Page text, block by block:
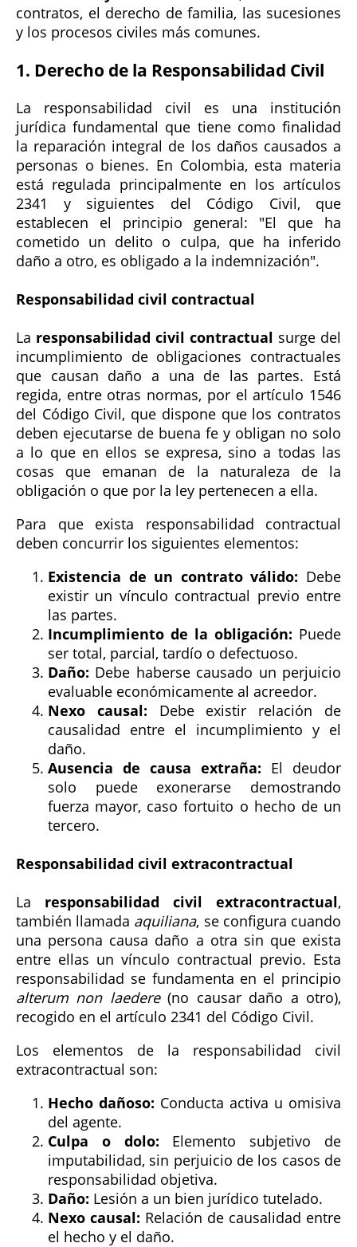
contratos, el derecho de familia, las sucesiones
y los procesos civiles más comunes.
1. Derecho de la Responsabilidad Civil
La responsabilidad civil es una institución
jurídica fundamental que tiene como finalidad
la reparación integral de los daños causados a
personas o bienes. En Colombia, esta materia
está regulada principalmente en los artículos
2341 y siguientes del Código Civil, que
establecen el principio general: "El que ha
cometido un delito o culpa, que ha inferido
daño a otro, es obligado a la indemnización".
Responsabilidad civil contractual
La responsabilidad civil contractual surge del
incumplimiento de obligaciones contractuales
que causan daño a una de las partes. Está
regida, entre otras normas, por el artículo 1546
del Código Civil, que dispone que los contratos
deben ejecutarse de buena fe y obligan no solo
a lo que en ellos se expresa, sino a todas las
cosas que emanan de la naturaleza de la
obligación o que por la ley pertenecen a ella.
Para que exista responsabilidad contractual
deben concurrir los siguientes elementos:
Existencia de un contrato válido: Debe
existir un vínculo contractual previo entre
las partes.
Incumplimiento de la obligación: Puede
ser total, parcial, tardío o defectuoso.
Daño: Debe haberse causado un perjuicio
evaluable económicamente al acreedor.
Nexo causal: Debe existir relación de
causalidad entre el incumplimiento y el
daño.
Ausencia de causa extraña: El deudor
solo puede exonerarse demostrando
fuerza mayor, caso fortuito o hecho de un
tercero.
Responsabilidad civil extracontractual
La responsabilidad civil extracontractual,
también llamada aquiliana, se configura cuando
una persona causa daño a otra sin que exista
entre ellas un vínculo contractual previo. Esta
responsabilidad se fundamenta en el principio
alterum non laedere(no causar daño a otro),
recogido en el artículo 2341 del Código Civil.
Los elementos de la responsabilidad civil
extracontractual son:
Hecho dañoso: Conducta activa u omisiva
del agente.
Culpa o dolo: Elemento subjetivo de
imputabilidad, sin perjuicio de los casos de
responsabilidad objetiva.
Daño: Lesión a un bien jurídico tutelado.
Nexo causal: Relación de causalidad entre
el hecho y el daño.